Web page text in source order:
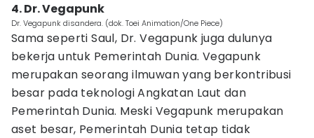
4. Dr. Vegapunk
Dr. Vegapunk disandera. (dok. Toei Animation/One Piece)
Sama seperti Saul, Dr. Vegapunk juga dulunya
bekerja untuk Pemerintah Dunia. Vegapunk
merupakan seorang ilmuwan yang berkontribusi
besar pada teknologi Angkatan Laut dan
Pemerintah Dunia. Meski Vegapunk merupakan
aset besar, Pemerintah Dunia tetap tidak